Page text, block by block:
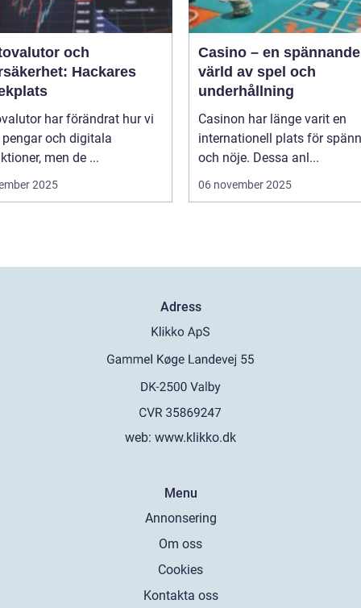
och
Hackares
har förändrat hur vi
pengar och digitala
men de ...
2025
Casino – en spännande
värld av spel och
underhållning
Casinon har länge varit en
internationell plats för
och nöje. Dessa anl...
06 november 2025
Adress
web: www.klikko.dk
Menu
Annonsering
Om oss
Cookies
Kontakta oss